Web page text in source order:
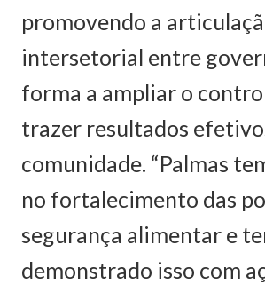
promovendo a
intersetorial entre
forma a ampliar o
trazer resultados
comunidade. “Palmas
no fortalecimento das
segurança alimentar e
demonstrado isso com